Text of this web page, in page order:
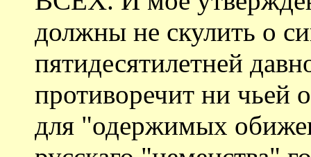
должны не скулить о
пятидесятилетней
противоречит ни чьей
для "одержимых